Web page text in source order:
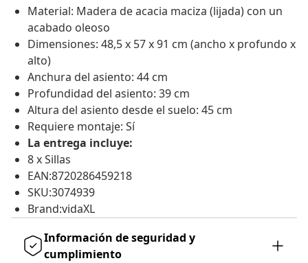
Material: Madera de acacia maciza (lijada) con un
acabado oleoso
Dimensiones: 48,5 x 57 x 91 cm (ancho x profundo x
alto)
Anchura del asiento: 44 cm
Profundidad del asiento: 39 cm
Altura del asiento desde el suelo: 45 cm
Requiere montaje: Sí
La entrega incluye:
8 x Sillas
EAN:8720286459218
SKU:3074939
Brand:vidaXL
Información de seguridad y
cumplimiento